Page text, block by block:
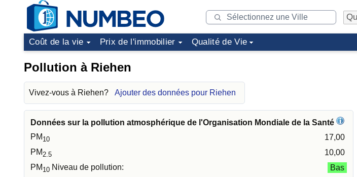
Coût de la vie Prix de l'immobilier Qualité de Vie
Pollution à Riehen
Vivez-vous à Riehen? Ajouter des données pour Riehen
Données sur la pollution atmosphérique de l'Organisation Mondiale de la Santé
PM 10
17,00
PM2.5
10,00
PM 10 Niveau de pollution: Bas